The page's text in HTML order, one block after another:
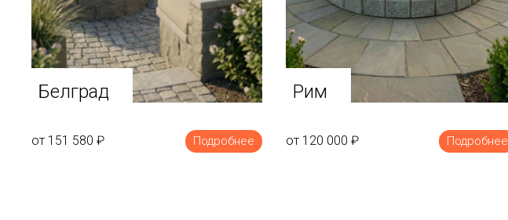
Белград
от 151 580 ₽ Подробнее
Рим
от 120 000 ₽ Подробнее